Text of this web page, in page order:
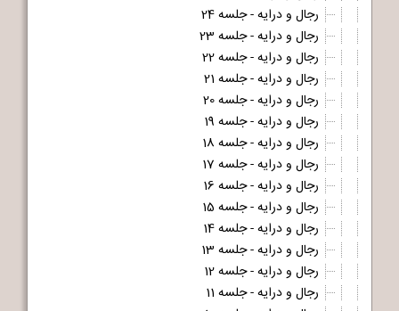
رجال و درایه - جلسه 24
رجال و درایه - جلسه 23
رجال و درایه - جلسه 22
رجال و درایه - جلسه 21
رجال و درایه - جلسه 20
رجال و درایه - جلسه 19
رجال و درایه - جلسه 18
رجال و درایه - جلسه 17
رجال و درایه - جلسه 16
رجال و درایه - جلسه 15
رجال و درایه - جلسه 14
رجال و درایه - جلسه 13
رجال و درایه - جلسه 12
رجال و درایه - جلسه 11